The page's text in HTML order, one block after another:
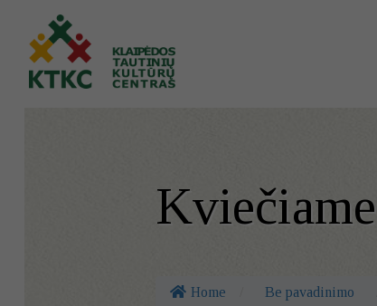
Home Be pavadinimo